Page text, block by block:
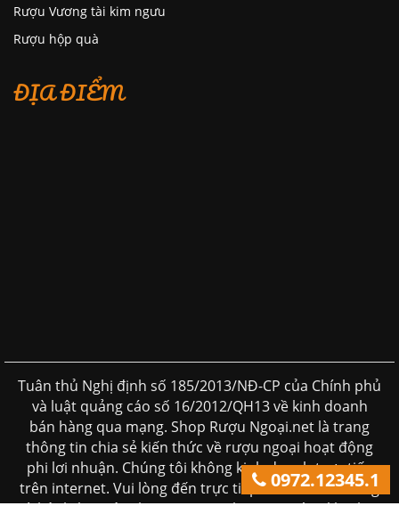
0972.12345.1
Rượu Vương tài kim ngưu
Rượu hộp quà
ĐỊA ĐIỂM
Tuân thủ Nghị định số 185/2013/NĐ-CP của Chính phủ
và luật quảng cáo số 16/2012/QH13 về kinh doanh
bán hàng qua mạng. Shop Rượu Ngoại.net là trang
thông tin chia sẻ kiến thức về rượu ngoại hoạt động
phi lơi nhuận. Chúng tôi không kinh doanh trực tiếp
trên internet. Vui lòng đến trực tiếp đến các cửa hàng
và hệ thống siêu thị rượu ngoại hoặc gọi tới số hotline